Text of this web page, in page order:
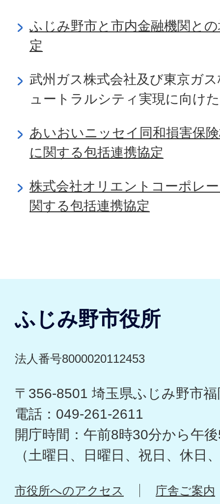
ふじみ野市と市内金融機関と
定
武州ガス株式会社及び東京ガ
ュートラルシティ実現に向け
あいおいニッセイ同和損害保
に関する包括連携協定
株式会社オリエントコーポレ
関する包括連携協定
ふじみ野市役所
法人番号8000020112453
〒356-8501 埼玉県ふじみ野市
電話：049-261-2611
開庁時間：午前8時30分から午
（土曜日、日曜日、祝日、休日
市役所へのアクセス
庁舎ご案内